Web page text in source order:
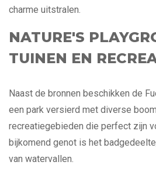
charme uitstralen.
NATURE'S
TUINEN EN
Naast de bronnen beschikken de
een park versierd met diverse
recreatiegebieden die perfect zijn
bijkomend genot is het
van watervallen.